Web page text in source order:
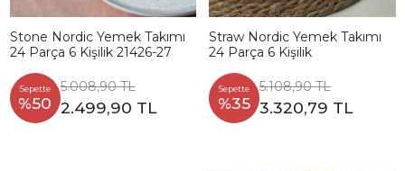
Stone Nordic Yemek Takımı
24 Parça 6 Kişilik 21426-27
Sepette
%50
5.008,90 TL
2.499,90 TL
Straw Nordic Yemek Takımı
24 Parça 6 Kişilik
Sepette
%35
5.108,90 TL
3.320,79 TL